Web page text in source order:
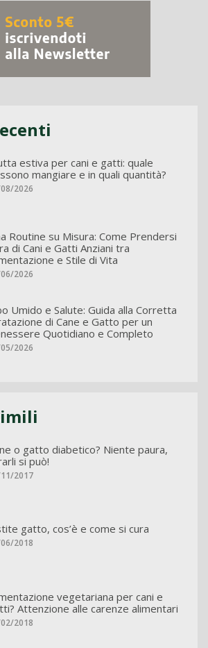
estiva per cani e gatti: quale
mangiare e in quali quantità?
2026
Routine su Misura: Come Prendersi
di Cani e Gatti Anziani tra
e Stile di Vita
2026
Umido e Salute: Guida alla Corretta
di Cane e Gatto per un
Quotidiano e Completo
2026
o gatto diabetico? Niente paura,
si può!
2017
gatto, cos’è e come si cura
2018
vegetariana per cani e
Attenzione alle carenze alimentari
2018